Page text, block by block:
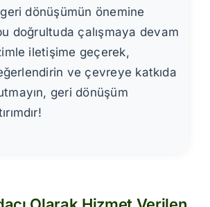
dönüşümün önemine
doğrultuda çalışmaya devam
iletişime geçerek,
ve çevreye katkıda
geri dönüşüm